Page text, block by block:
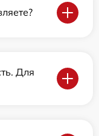
Для